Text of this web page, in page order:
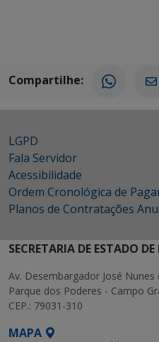
Compartilhe:
LGPD
Fala Servidor
Acessibilidade
Ordem Cronológica de
Planos de Contratações
SECRETARIA DE ESTADO
Av. Desembargador José
Parque dos Poderes - Campo
CEP.: 79031-310
MAPA